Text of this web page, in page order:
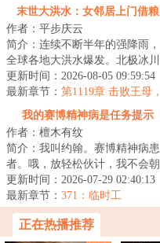
末世大洪水：女邻居上门借粮
作者：平步庆云
简介：连续不断半年的强降雨，
全球各地大洪水爆发。北极冰川
融化，海平面上涨，海水倒灌江
河。冰封的远古...
更新时间：2026-08-05 09:59:54
最新章节： 第1119章 击败王母，
收复昆仑
我的赛博精神病是任务提示
作者：檀木有纹
简介：我叫约翰。赛博精神病患
者。哦，放轻松伙计，我不会朝
你开枪……大概。我能看见很多
奇怪的提示，它...
更新时间：2026-07-29 02:40:13
最新章节： 371：临时工
正在热播推荐